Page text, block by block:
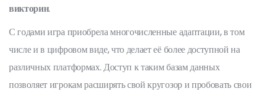
викторин.
С годами игра приобрела многочисленные адаптации, в том
числе и в цифровом виде, что делает её более доступной на
различных платформах. Доступ к таким базам данных
позволяет игрокам расширять свой кругозор и пробовать свои